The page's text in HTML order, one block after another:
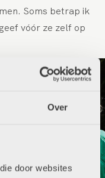
Over
door websites
Soms betrap ik
vóór ze zelf op